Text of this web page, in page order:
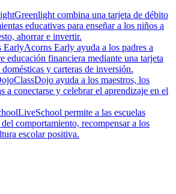
Greenlight combina una tarjeta de débito
educativas para enseñar a los niños a
ahorrar e invertir.
EarlyAcorns Early ayuda a los padres a
educación financiera mediante una tarjeta
y carteras de inversión.
ClassDojo ayuda a los maestros, los
a conectarse y celebrar el aprendizaje en el
LiveSchool permite a las escuelas
comportamiento, recompensar a los
escolar positiva.